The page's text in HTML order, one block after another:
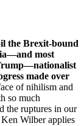
the Brexit-bound
most
made over
of nihilism and
so much
the ruptures in our
Wilber applies